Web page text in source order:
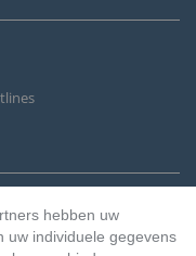
hebben uw
uw individuele gegevens